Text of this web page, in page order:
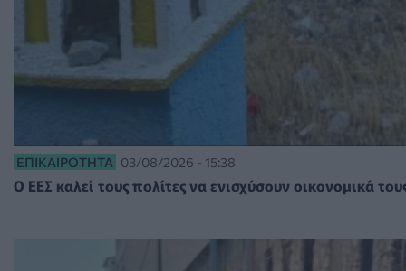
ΕΠΙΚΑΙΡΌΤΗΤΑ 03/08/2026 - 15:38
O ΕΕΣ καλεί τους πολίτες να ενισχύσουν οικονομικά